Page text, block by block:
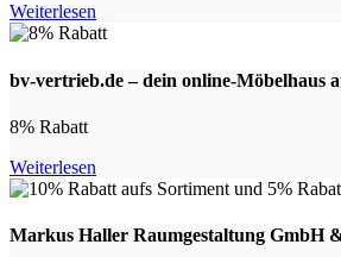
Weiterlesen
bv-vertrieb.de – dein online-Möbelhaus
8% Rabatt
Weiterlesen
Markus Haller Raumgestaltung GmbH